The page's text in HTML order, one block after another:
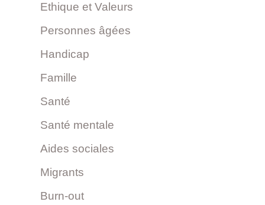
Ethique et Valeurs
Personnes âgées
Handicap
Famille
Santé
Santé mentale
Aides sociales
Migrants
Burn-out